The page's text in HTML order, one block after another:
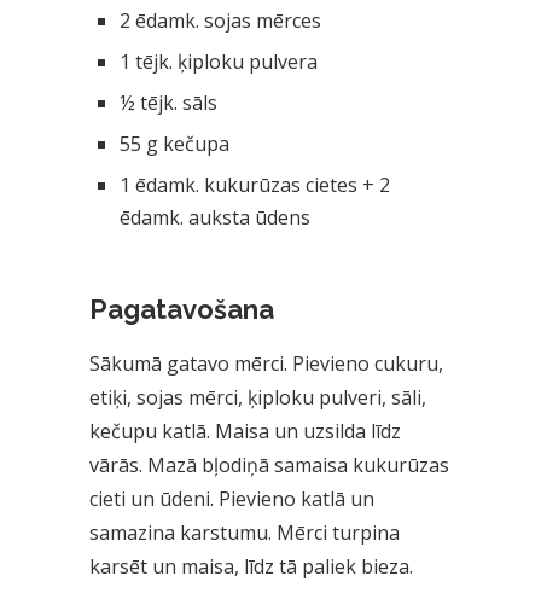
2 ēdamk. sojas mērces
1 tējk. ķiploku pulvera
½ tējk. sāls
55 g kečupa
1 ēdamk. kukurūzas cietes + 2
ēdamk. auksta ūdens
Pagatavošana
Sākumā gatavo mērci. Pievieno cukuru,
etiķi, sojas mērci, ķiploku pulveri, sāli,
kečupu katlā. Maisa un uzsilda līdz
vārās. Mazā bļodiņā samaisa kukurūzas
cieti un ūdeni. Pievieno katlā un
samazina karstumu. Mērci turpina
karsēt un maisa, līdz tā paliek bieza.